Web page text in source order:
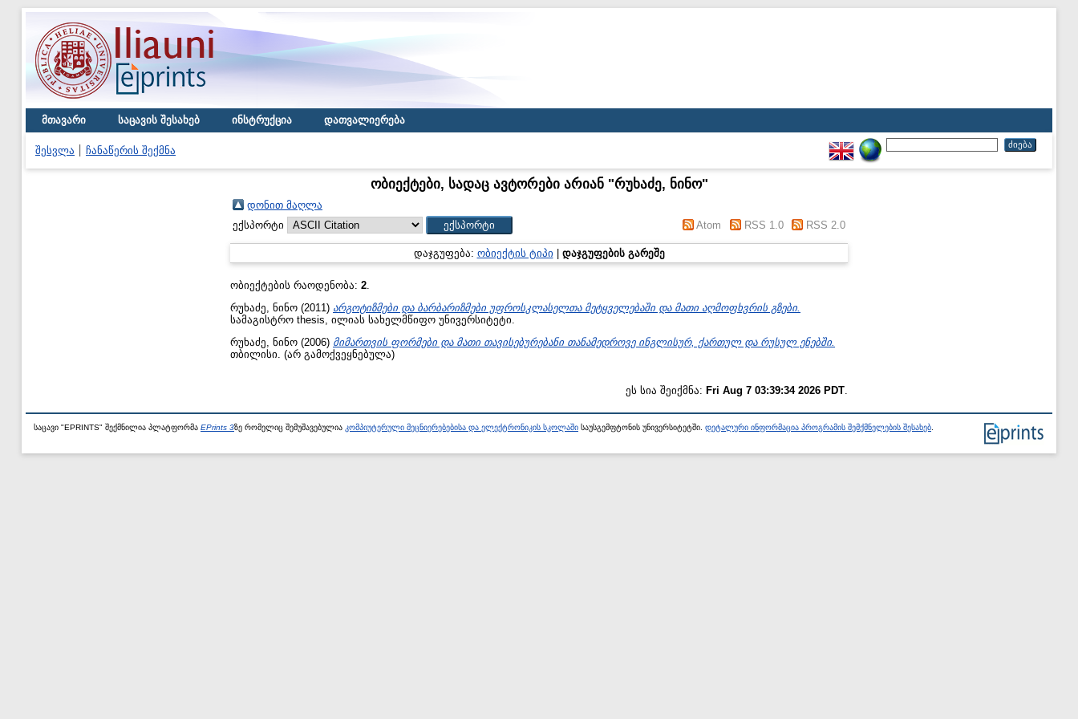
მთავარი საცავის შესახებ ინსტრუქცია დათვალიერება
შესვლა ჩანაწერის შექმნა
ობიექტები, სადაც ავტორები არიან "რუხაძე, ნინო"
დონით მაღლა
ექსპორტი
Atom RSS 1.0 RSS 2.0
დაჯგუფება: ობიექტის ტიპი დაჯგუფების გარეშე
ობიექტების რაოდენობა: 2.
რუხაძე, ნინო (2011) არგოტიზმები და ბარბარიზმები უფროსკლასელთა მეტყველებაში და მათი აღმოფხვრის გზები.
სამაგისტრო thesis, ილიას სახელმწიფო უნივერსიტეტი.
რუხაძე, ნინო (2006) მიმართვის ფორმები და მათი თავისებურებანი თანამედროვე ინგლისურ, ქართულ და რუსულ ენებში.
თბილისი. (არ გამოქვეყნებულა)
ეს სია შეიქმნა: Fri Aug 7 03:39:34 2026 PDT
საცავი "EPRINTS" შექმნილია პლატფორმა EPrints 3ზე რომელიც შემუშავებულია კომპიუტერული მეცნიერებებისა და ელექტრონიკის სკოლაში საუსგემფტონის უნივერსიტეტში. დეტალური ინფორმაცია პროგრამის შემქმნელების შესახებ